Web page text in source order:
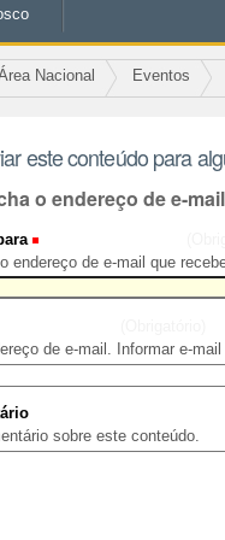
Nacional Eventos
este conteúdo para
o endereço de e-
o endereço de e-mail que
de e-mail. Informar e-
sobre este conteúdo.